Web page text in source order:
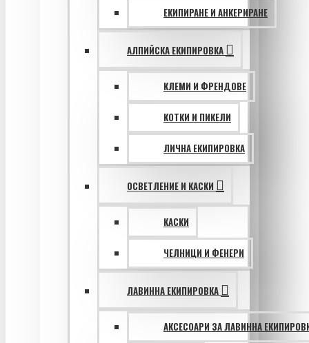
ЕКИПИРАНЕ И АНКЕРИРАНЕ
АЛПИЙСКА ЕКИПИРОВКА
КЛЕМИ И ФРЕНДОВЕ
КОТКИ И ПИКЕЛИ
ЛИЧНА ЕКИПИРОВКА
ОСВЕТЛЕНИЕ И КАСКИ
КАСКИ
ЧЕЛНИЦИ И ФЕНЕРИ
ЛАВИННА ЕКИПИРОВКА
АКСЕСОАРИ ЗА ЛАВИННА